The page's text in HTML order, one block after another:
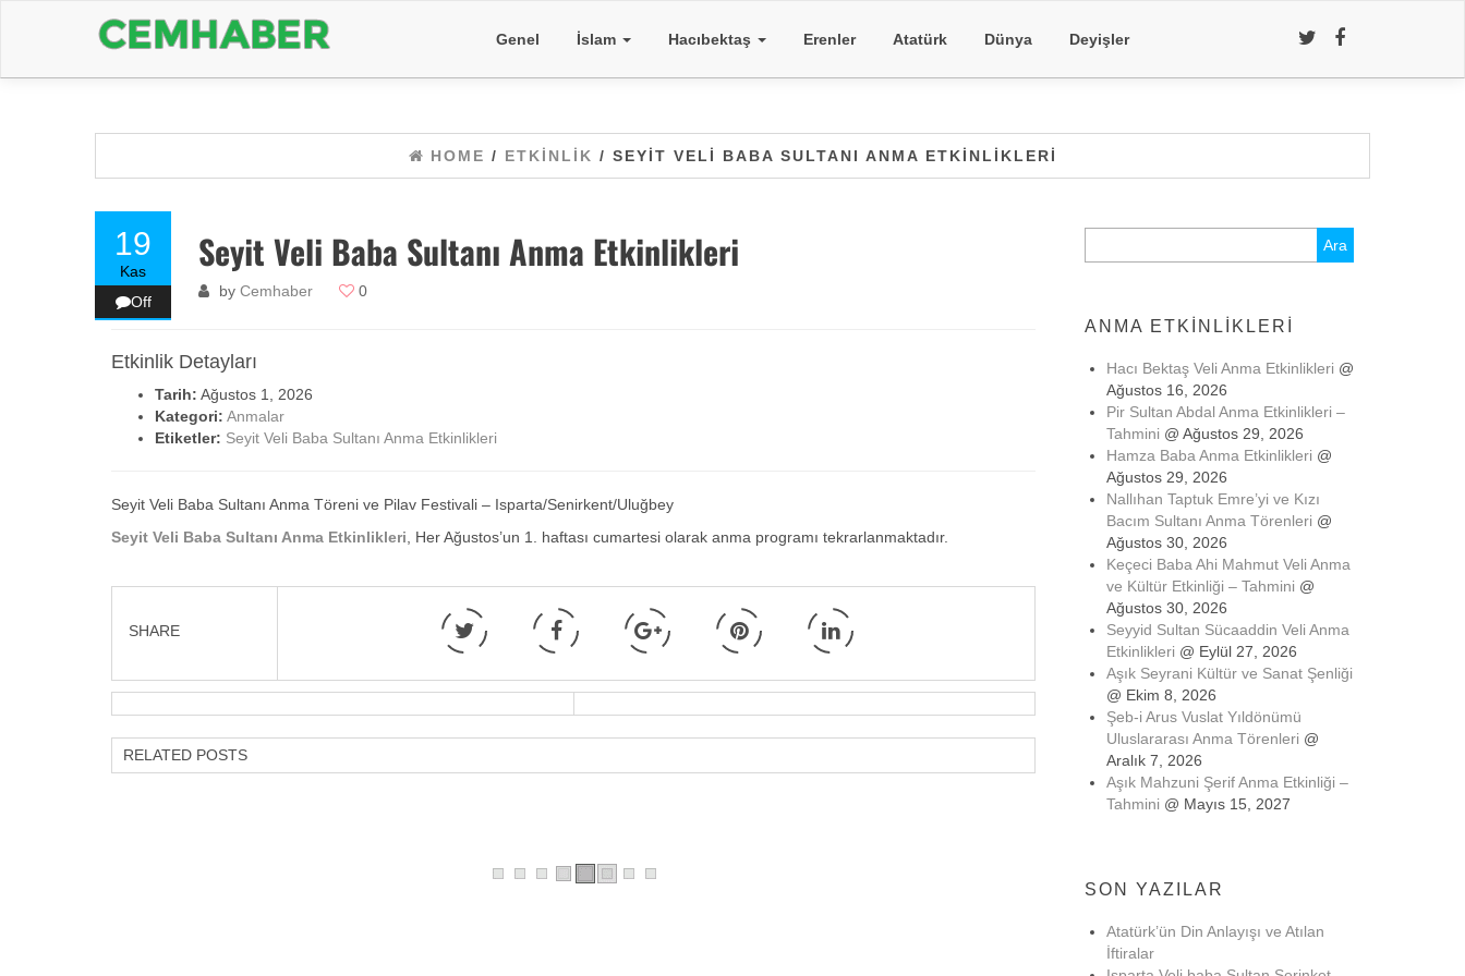
Genel İslam Hacıbektaş Erenler Atatürk Dünya Deyişler
HOME / ETKINLIK / SEYIT VELI BABA SULTANI ANMA ETKINLIKLERI
19
Kas
Off
Seyit Veli Baba Sultanı Anma Etkinlikleri
by Cemhaber 0
Etkinlik Detayları
Tarih: Ağustos 1, 2026
Kategori: Anmalar
Etiketler: Seyit Veli Baba Sultanı Anma Etkinlikleri
Seyit Veli Baba Sultanı Anma Töreni ve Pilav Festivali – Isparta/Senirkent/Uluğbey
Seyit Veli Baba Sultanı Anma Etkinlikleri , Her Ağustos’un 1. haftası cumartesi olarak anma programı tekrarlanmaktadır.
SHARE
RELATED POSTS
ANMA ETKINLIKLERI
Hacı Bektaş Veli Anma Etkinlikleri @
Ağustos 16, 2026
Pir Sultan Abdal Anma Etkinlikleri –
Tahmini @ Ağustos 29, 2026
Hamza Baba Anma Etkinlikleri @
Ağustos 29, 2026
Nallıhan Taptuk Emre’yi ve Kızı
Bacım Sultanı Anma Törenleri @
Ağustos 30, 2026
Keçeci Baba Ahi Mahmut Veli Anma
ve Kültür Etkinliği – Tahmini @
Ağustos 30, 2026
Seyyid Sultan Sücaaddin Veli Anma
Etkinlikleri @ Eylül 27, 2026
Aşık Seyrani Kültür ve Sanat Şenliği
@ Ekim 8, 2026
Şeb-i Arus Vuslat Yıldönümü
Uluslararası Anma Törenleri @
Aralık 7, 2026
Aşık Mahzuni Şerif Anma Etkinliği –
Tahmini @ Mayıs 15, 2027
SON YAZILAR
Atatürk’ün Din Anlayışı ve Atılan
İftiralar